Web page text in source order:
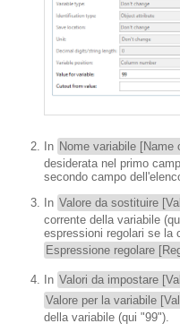
In Nome variabile [Name
desiderata nel primo
secondo campo
In Valore da sostituire
corrente della variabile
espressioni regolari se la
Espressione regolare
In Valori da impostare
Valore per la variabile
della variabile (qui "99").